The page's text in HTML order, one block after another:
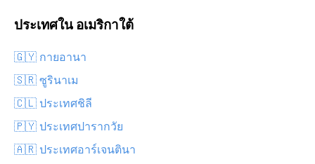
ประเทศใน อเมริกาใต้
🇬🇾 กายอานา
🇸🇷 ซูรินาเม
🇨🇱 ประเทศชิลี
🇵🇾 ประเทศปารากวัย
🇦🇷 ประเทศอาร์เจนตินา